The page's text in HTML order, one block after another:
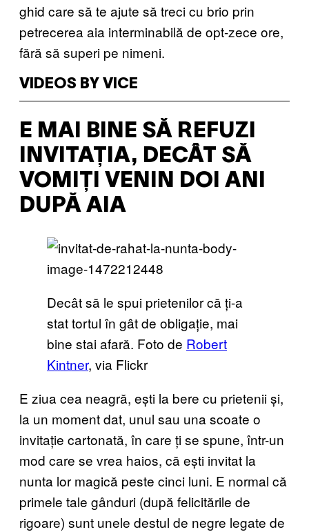
ghid care să te ajute să treci cu brio prin
petrecerea aia interminabilă de opt-zece ore,
fără să superi pe nimeni.
VIDEOS BY VICE
E MAI BINE SĂ REFUZI
INVITAȚIA, DECÂT SĂ
VOMIȚI VENIN DOI ANI
DUPĂ AIA
Decât să le spui prietenilor că ți-a
stat tortul în gât de obligație, mai
bine stai afară. Foto de Robert
Kintner, via Flickr
E ziua cea neagră, ești la bere cu prietenii și,
la un moment dat, unul sau una scoate o
invitație cartonată, în care ți se spune, într-un
mod care se vrea haios, că ești invitat la
nunta lor magică peste cinci luni. E normal că
primele tale gânduri (după felicitările de
rigoare) sunt unele destul de negre legate de